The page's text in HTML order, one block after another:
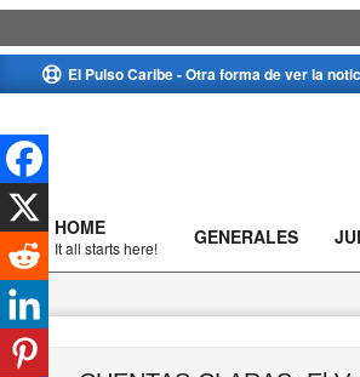
to
El Pulso Caribe - Otra forma de ver la
Primary
Navigation
Menu
HOME
It all starts here! GENERALES